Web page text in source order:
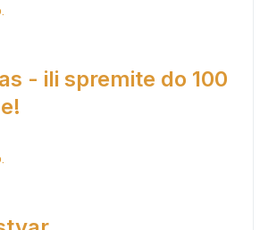
- ili spremite do 100